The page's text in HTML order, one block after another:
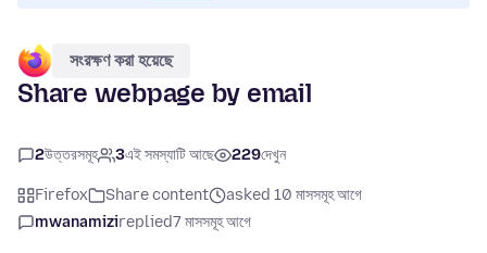
সংরক্ষণ করা হয়েছে
Share webpage by email
2উত্তরসমূহ 3এই সমস্যাটি আছে 229দেখুন
Firefox Share content
asked 10 মাসসমূহ আগে
mwanamizireplied7 মাসসমূহ আগে